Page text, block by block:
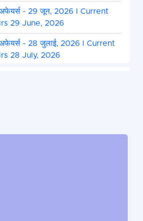
- 29 जून, 2026 I Current
29 June, 2026
- 28 जुलाई, 2026 I Current
28 July, 2026